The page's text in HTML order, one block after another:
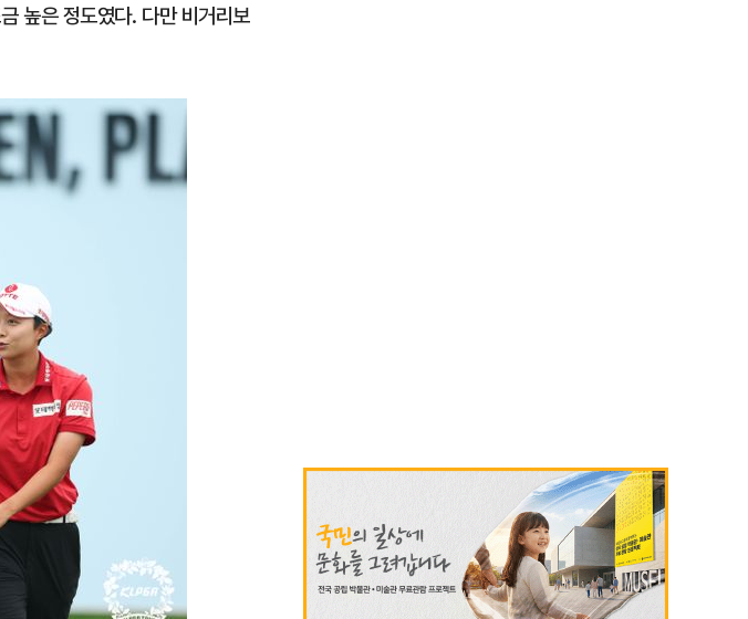
높은 정도였다. 다만 비거리보